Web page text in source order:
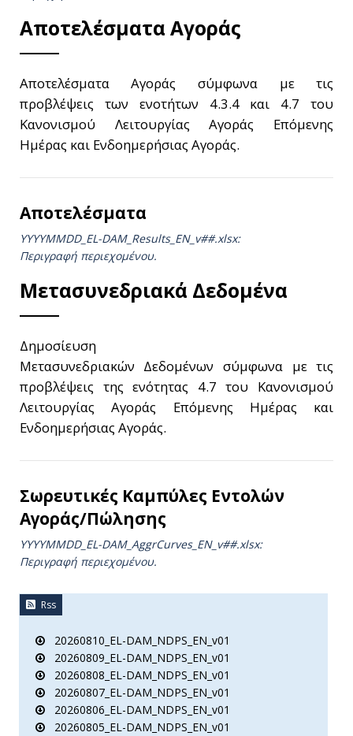
Αποτελέσματα Αγοράς
Αποτελέσματα Αγοράς σύμφωνα με τις
προβλέψεις των ενοτήτων 4.3.4 και 4.7 του
Κανονισμού Λειτουργίας Αγοράς Επόμενης
Ημέρας και Ενδοημερήσιας Αγοράς.
Αποτελέσματα
YYYYMMDD_EL-DAM_Results_ΕΝ_v##.xlsx:
Περιγραφή περιεχομένου.
Μετασυνεδριακά Δεδομένα
Δημοσίευση
Μετασυνεδριακών Δεδομένων σύμφωνα με τις
προβλέψεις της ενότητας 4.7 του Κανονισμού
Λειτουργίας Αγοράς Επόμενης Ημέρας και
Ενδοημερήσιας Αγοράς.
Σωρευτικές Καμπύλες Εντολών
Αγοράς/Πώλησης
YYYYMMDD_EL-DAM_AggrCurves_ΕΝ_v##.xlsx:
Περιγραφή περιεχομένου.
Rss
20260810_EL-DAM_NDPS_EN_v01
20260809_EL-DAM_NDPS_EN_v01
20260808_EL-DAM_NDPS_EN_v01
20260807_EL-DAM_NDPS_EN_v01
20260806_EL-DAM_NDPS_EN_v01
20260805_EL-DAM_NDPS_EN_v01